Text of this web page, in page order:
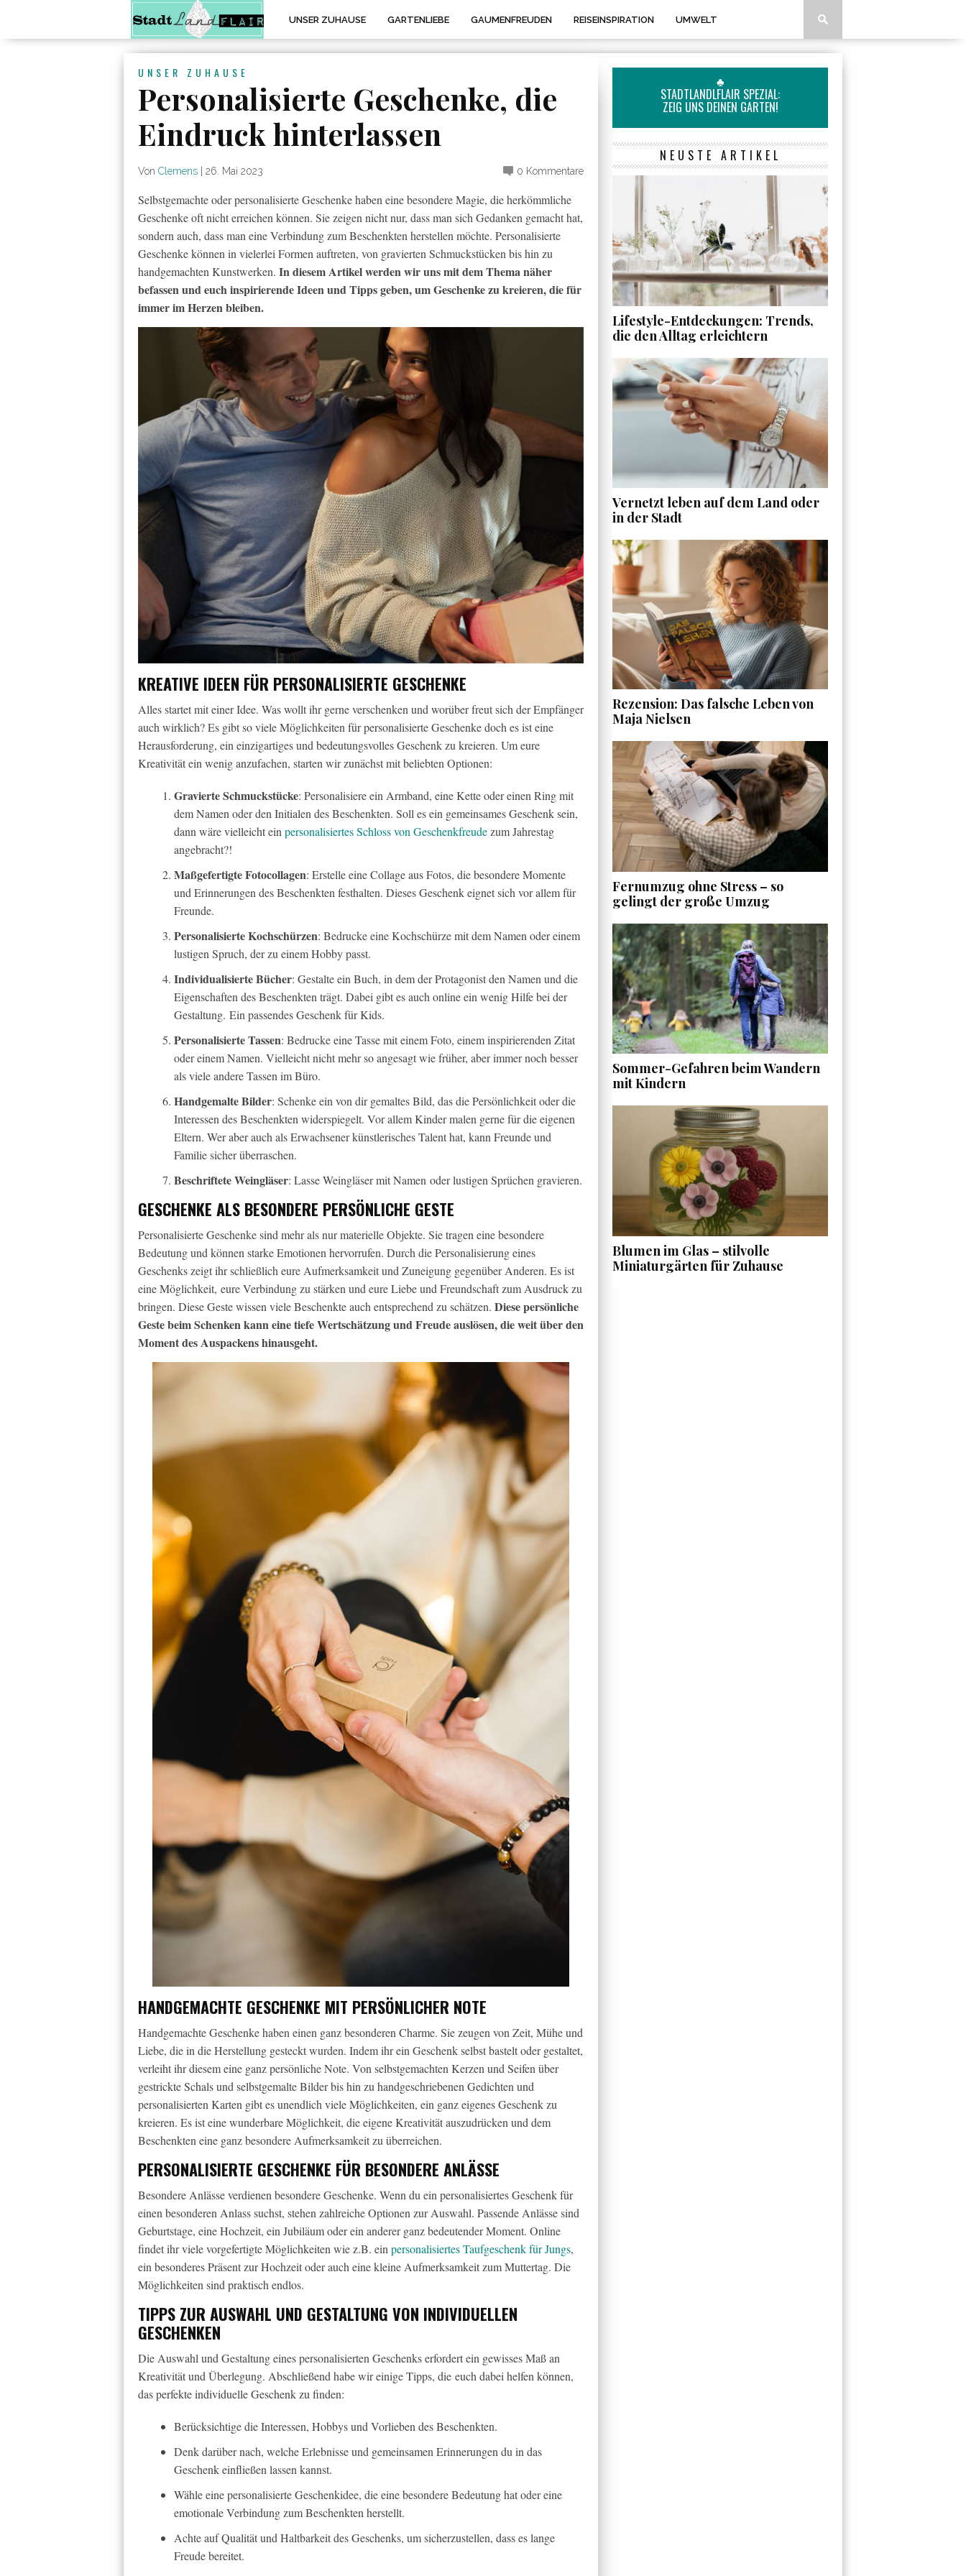
UNSER ZUHAUSE GARTENLIEBE GAUMENFREUDEN REISEINSPIRATION UMWELT
UNSER ZUHAUSE
Personalisierte Geschenke, die
Eindruck hinterlassen
Von Clemens 26. Mai 2023 0 Kommentare
Selbstgemachte oder personalisierte Geschenke haben eine besondere Magie, die herkömmliche
Geschenke oft nicht erreichen können. Sie zeigen nicht nur, dass man sich Gedanken gemacht hat,
sondern auch, dass man eine Verbindung zum Beschenkten herstellen möchte. Personalisierte
Geschenke können in vielerlei Formen auftreten, von gravierten Schmuckstücken bis hin zu
handgemachten Kunstwerken. In diesem Artikel werden wir uns mit dem Thema näher
befassen und euch inspirierende Ideen und Tipps geben, um Geschenke zu kreieren, die für
immer im Herzen bleiben.
KREATIVE IDEEN FÜR PERSONALISIERTE GESCHENKE
Alles startet mit einer Idee. Was wollt ihr gerne verschenken und worüber freut sich der Empfänger
auch wirklich? Es gibt so viele Möglichkeiten für personalisierte Geschenke doch es ist eine
Herausforderung, ein einzigartiges und bedeutungsvolles Geschenk zu kreieren. Um eure
Kreativität ein wenig anzufachen, starten wir zunächst mit beliebten Optionen:
Gravierte Schmuckstücke: Personalisiere ein Armband, eine Kette oder einen Ring mit
dem Namen oder den Initialen des Beschenkten. Soll es ein gemeinsames Geschenk sein,
dann wäre vielleicht ein personalisiertes Schloss von Geschenkfreudezum Jahrestag
angebracht?!
Maßgefertigte Fotocollagen: Erstelle eine Collage aus Fotos, die besondere Momente
und Erinnerungen des Beschenkten festhalten. Dieses Geschenk eignet sich vor allem für
Freunde.
Personalisierte Kochschürzen: Bedrucke eine Kochschürze mit dem Namen oder einem
lustigen Spruch, der zu einem Hobby passt.
Individualisierte Bücher: Gestalte ein Buch, in dem der Protagonist den Namen und die
Eigenschaften des Beschenkten trägt. Dabei gibt es auch online ein wenig Hilfe bei der
Gestaltung. Ein passendes Geschenk für Kids.
Personalisierte Tassen: Bedrucke eine Tasse mit einem Foto, einem inspirierenden Zitat
oder einem Namen. Vielleicht nicht mehr so angesagt wie früher, aber immer noch besser
als viele andere Tassen im Büro.
Handgemalte Bilder: Schenke ein von dir gemaltes Bild, das die Persönlichkeit oder die
Interessen des Beschenkten widerspiegelt. Vor allem Kinder malen gerne für die eigenen
Eltern. Wer aber auch als Erwachsener künstlerisches Talent hat, kann Freunde und
Familie sicher überraschen.
Beschriftete Weingläser: Lasse Weingläser mit Namen oder lustigen Sprüchen gravieren.
GESCHENKE ALS BESONDERE PERSÖNLICHE GESTE
Personalisierte Geschenke sind mehr als nur materielle Objekte. Sie tragen eine besondere
Bedeutung und können starke Emotionen hervorrufen. Durch die Personalisierung eines
Geschenks zeigt ihr schließlich eure Aufmerksamkeit und Zuneigung gegenüber Anderen. Es ist
eine Möglichkeit, eure Verbindung zu stärken und eure Liebe und Freundschaft zum Ausdruck zu
bringen. Diese Geste wissen viele Beschenkte auch entsprechend zu schätzen. Diese persönliche
Geste beim Schenken kann eine tiefe Wertschätzung und Freude auslösen, die weit über den
Moment des Auspackens hinausgeht.
HANDGEMACHTE GESCHENKE MIT PERSÖNLICHER NOTE
Handgemachte Geschenke haben einen ganz besonderen Charme. Sie zeugen von Zeit, Mühe und
Liebe, die in die Herstellung gesteckt wurden. Indem ihr ein Geschenk selbst bastelt oder gestaltet,
verleiht ihr diesem eine ganz persönliche Note. Von selbstgemachten Kerzen und Seifen über
gestrickte Schals und selbstgemalte Bilder bis hin zu handgeschriebenen Gedichten und
personalisierten Karten gibt es unendlich viele Möglichkeiten, ein ganz eigenes Geschenk zu
kreieren. Es ist eine wunderbare Möglichkeit, die eigene Kreativität auszudrücken und dem
Beschenkten eine ganz besondere Aufmerksamkeit zu überreichen.
PERSONALISIERTE GESCHENKE FÜR BESONDERE ANLÄSSE
Besondere Anlässe verdienen besondere Geschenke. Wenn du ein personalisiertes Geschenk für
einen besonderen Anlass suchst, stehen zahlreiche Optionen zur Auswahl. Passende Anlässe sind
Geburtstage, eine Hochzeit, ein Jubiläum oder ein anderer ganz bedeutender Moment. Online
findet ihr viele vorgefertigte Möglichkeiten wie z.B. ein personalisiertes Taufgeschenk für Jungs,
ein besonderes Präsent zur Hochzeit oder auch eine kleine Aufmerksamkeit zum Muttertag. Die
Möglichkeiten sind praktisch endlos.
TIPPS ZUR AUSWAHL UND GESTALTUNG VON INDIVIDUELLEN
GESCHENKEN
Die Auswahl und Gestaltung eines personalisierten Geschenks erfordert ein gewisses Maß an
Kreativität und Überlegung. Abschließend habe wir einige Tipps, die euch dabei helfen können,
das perfekte individuelle Geschenk zu finden:
Berücksichtige die Interessen, Hobbys und Vorlieben des Beschenkten.
Denk darüber nach, welche Erlebnisse und gemeinsamen Erinnerungen du in das
Geschenk einfließen lassen kannst.
Wähle eine personalisierte Geschenkidee, die eine besondere Bedeutung hat oder eine
emotionale Verbindung zum Beschenkten herstellt.
Achte auf Qualität und Haltbarkeit des Geschenks, um sicherzustellen, dass es lange
Freude bereitet.
♣
STADTLANDLFLAIR SPEZIAL:
ZEIG UNS DEINEN GARTEN!
NEUSTE ARTIKEL
Lifestyle-Entdeckungen: Trends,
die den Alltag erleichtern
Vernetzt leben auf dem Land oder
in der Stadt
Rezension: Das falsche Leben von
Maja Nielsen
Fernumzug ohne Stress – so
gelingt der große Umzug
Sommer-Gefahren beim Wandern
mit Kindern
Blumen im Glas – stilvolle
Miniaturgärten für Zuhause